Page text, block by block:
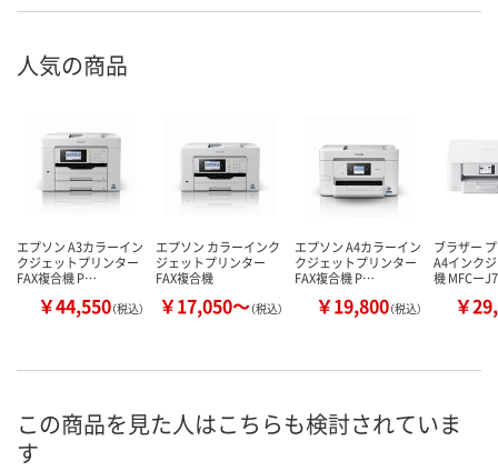
人気の商品
エプソン A3カラーイン
クジェットプリンター
FAX複合機 P…
￥44,550（税込）
エプソン カラーインク
ジェットプリンター
FAX複合機
￥17,050～（税込）
エプソン A4カラーイン
クジェットプリンター
FAX複合機 P…
￥19,800（税込）
ブラザー
A4インク
機 MFCー
￥
この商品を見た人はこちらも検討されていま
す